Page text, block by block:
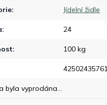
: Jídelní židle
: 24
: 100 kg
byla vyprodána…